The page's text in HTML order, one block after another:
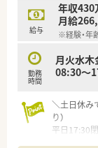
給与
年収430
月給
※経験・年
勤務
時間
月火水木
08:30～
＼土日休み
り）
平日17:30